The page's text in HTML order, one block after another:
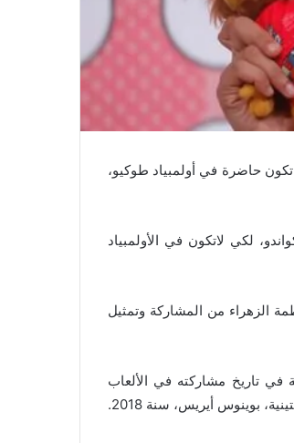
لن تكون حاضرة في أولمبياد طوكيو،
لكي لاتكون في الأولمبياد
الزهراء من المشاركة وتمثيل
في تاريخ مشاركته في الألعاب
بوينوس أيريس، سنة 2018.